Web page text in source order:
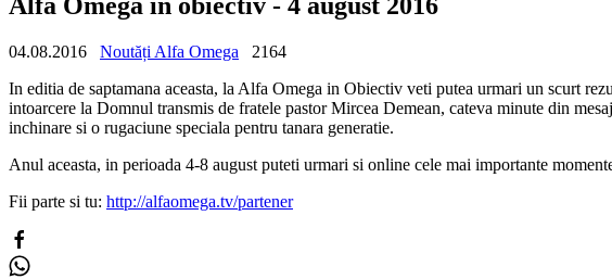
04.08.2016 Noutăți Alfa Omega
2164
In editia de saptamana aceasta, la Alfa Omega in Obiectiv veti putea urmari un scurt
intoarcere la Domnul transmis de fratele pastor Mircea Demean, cateva minute din
inchinare si o rugaciune speciala pentru tanara generatie.
Anul aceasta, in perioada 4-8 august puteti urmari si online cele mai importante
Fii parte si tu: http://alfaomega.tv/partener